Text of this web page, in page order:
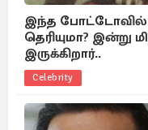
இந்த போட்டோவில்
தெரியுமா? இன்று
இருக்கிறார்..
Celebrity